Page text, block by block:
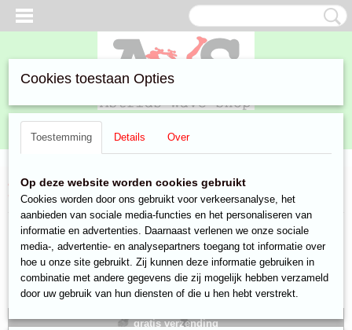
Inloggen Registreren
Home >Aanbiedingen>Razor ripstik air>Streetsurfing
waveboards> Boo Flag Skateboard Street Surfing - Blur Skates
gratis verzending
Cookies toestaan Opties
Toestemming Details Over
Op deze website worden cookies gebruikt
Cookies worden door ons gebruikt voor verkeersanalyse, het
aanbieden van sociale media-functies en het personaliseren van
informatie en advertenties. Daarnaast verlenen we onze sociale
media-, advertentie- en analysepartners toegang tot informatie over
hoe u onze site gebruikt. Zij kunnen deze informatie gebruiken in
combinatie met andere gegevens die zij mogelijk hebben verzameld
door uw gebruik van hun diensten of die u hen hebt verstrekt.